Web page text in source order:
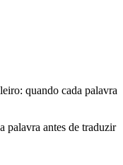
quando cada palavra
palavra antes de traduzir